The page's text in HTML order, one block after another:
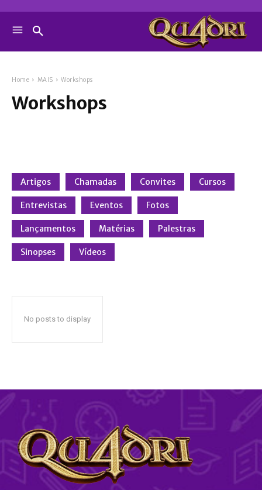
Home MAIS Workshops
Workshops
Artigos Chamadas Convites Cursos
Entrevistas Eventos Fotos
Lançamentos Matérias Palestras
Sinopses Vídeos
No posts to display